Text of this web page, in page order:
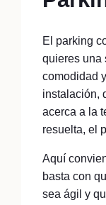
El parking
quieres una
comodidad
instalación,
acerca a la
resuelta, el
Aquí
basta con
sea ágil y